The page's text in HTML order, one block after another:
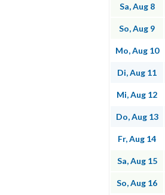
Sa, Aug 8
So, Aug 9
Mo, Aug 10
Di, Aug 11
Mi, Aug 12
Do, Aug 13
Fr, Aug 14
Sa, Aug 15
So, Aug 16